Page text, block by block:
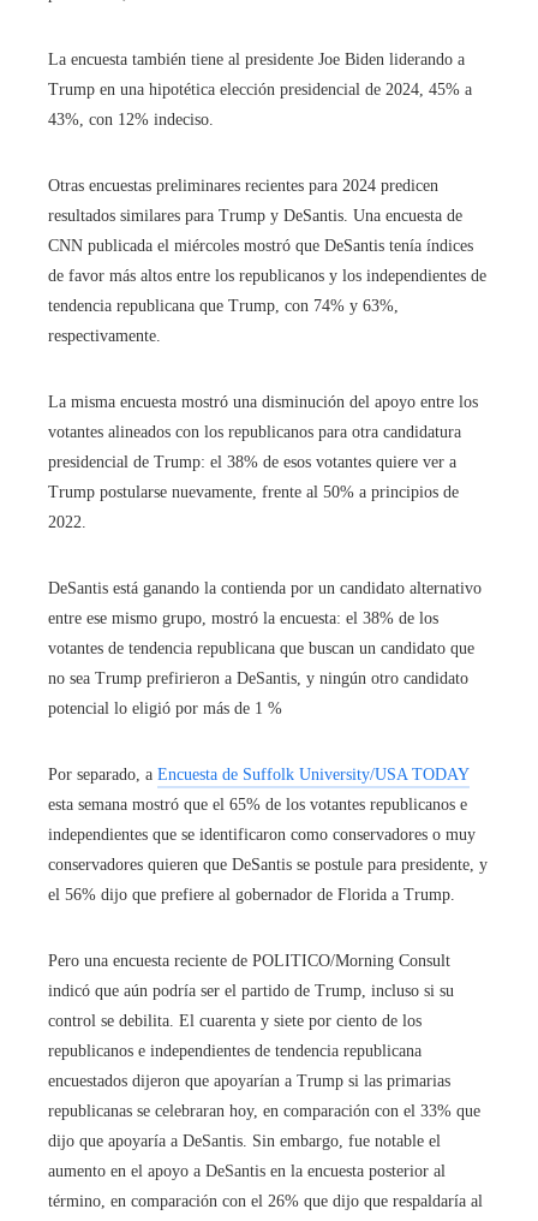
La encuesta también tiene al presidente Joe Biden liderando a
Trump en una hipotética elección presidencial de 2024, 45% a
43%, con 12% indeciso.
Otras encuestas preliminares recientes para 2024 predicen
resultados similares para Trump y DeSantis. Una encuesta de
CNN publicada el miércoles mostró que DeSantis tenía índices
de favor más altos entre los republicanos y los independientes de
tendencia republicana que Trump, con 74% y 63%,
respectivamente.
La misma encuesta mostró una disminución del apoyo entre los
votantes alineados con los republicanos para otra candidatura
presidencial de Trump: el 38% de esos votantes quiere ver a
Trump postularse nuevamente, frente al 50% a principios de
2022.
DeSantis está ganando la contienda por un candidato alternativo
entre ese mismo grupo, mostró la encuesta: el 38% de los
votantes de tendencia republicana que buscan un candidato que
no sea Trump prefirieron a DeSantis, y ningún otro candidato
potencial lo eligió por más de 1 %
Por separado, a Encuesta de Suffolk University/USA TODAY
esta semana mostró que el 65% de los votantes republicanos e
independientes que se identificaron como conservadores o muy
conservadores quieren que DeSantis se postule para presidente, y
el 56% dijo que prefiere al gobernador de Florida a Trump.
Pero una encuesta reciente de POLITICO/Morning Consult
indicó que aún podría ser el partido de Trump, incluso si su
control se debilita. El cuarenta y siete por ciento de los
republicanos e independientes de tendencia republicana
encuestados dijeron que apoyarían a Trump si las primarias
republicanas se celebraran hoy, en comparación con el 33% que
dijo que apoyaría a DeSantis. Sin embargo, fue notable el
aumento en el apoyo a DeSantis en la encuesta posterior al
término, en comparación con el 26% que dijo que respaldaría al